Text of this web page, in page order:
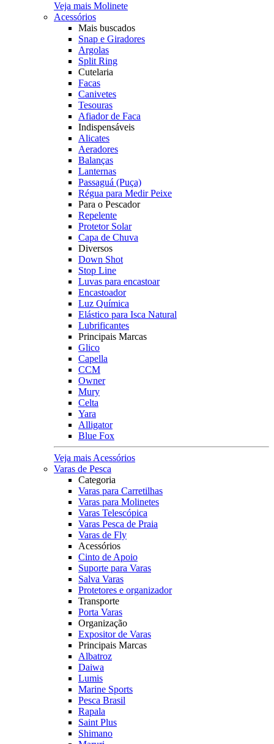
Veja mais Molinete
Acessórios
Mais buscados
Snap e Giradores
Argolas
Split Ring
Cutelaria
Facas
Canivetes
Tesouras
Afiador de Faca
Indispensáveis
Alicates
Aeradores
Balanças
Lanternas
Passaguá (Puça)
Régua para Medir Peixe
Para o Pescador
Repelente
Protetor Solar
Capa de Chuva
Diversos
Down Shot
Stop Line
Luvas para encastoar
Encastoador
Luz Química
Elástico para Isca Natural
Lubrificantes
Principais Marcas
Glico
Capella
CCM
Owner
Mury
Celta
Yara
Alligator
Blue Fox
Veja mais Acessórios
Varas de Pesca
Categoria
Varas para Carretilhas
Varas para Molinetes
Varas Telescópica
Varas Pesca de Praia
Varas de Fly
Acessórios
Cinto de Apoio
Suporte para Varas
Salva Varas
Protetores e organizador
Transporte
Porta Varas
Organização
Expositor de Varas
Principais Marcas
Albatroz
Daiwa
Lumis
Marine Sports
Pesca Brasil
Rapala
Saint Plus
Shimano